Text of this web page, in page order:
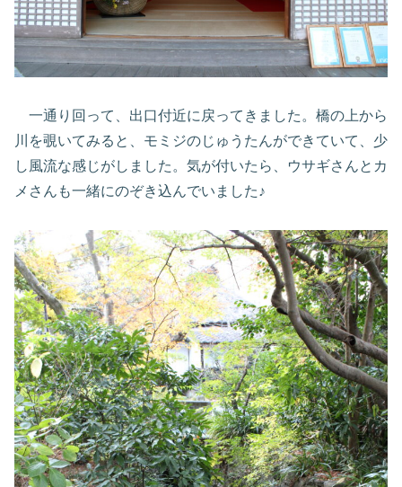
一通り回って、出口付近に戻ってきました。橋の上から
川を覗いてみると、モミジのじゅうたんができていて、少
し風流な感じがしました。気が付いたら、ウサギさんとカ
メさんも一緒にのぞき込んでいました♪